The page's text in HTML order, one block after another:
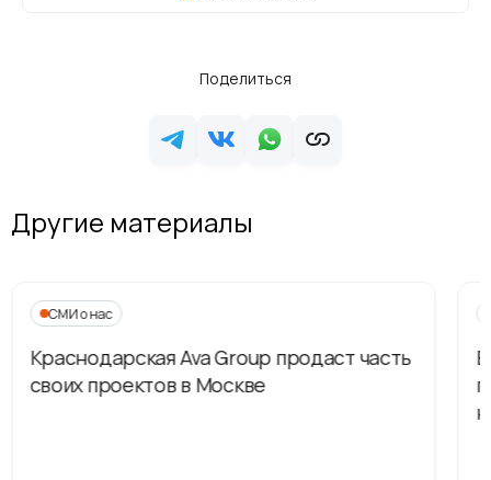
Поделиться
Другие материалы
СМИ о нас
Краснодарская Ava Group продаст часть
своих проектов в Москве